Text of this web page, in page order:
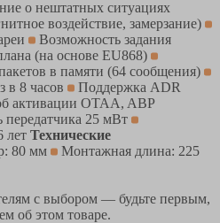
о нештатных ситуациях
воздействие, замерзание)
Возможность задания
(на основе EU868)
в памяти (64 сообщения)
в 8 часов
Поддержка ADR
активации OTAA, ABP
25 мВт
лет Технические
80 мм
Монтажная длина: 225
с выбором — будьте первым,
об этом товаре.